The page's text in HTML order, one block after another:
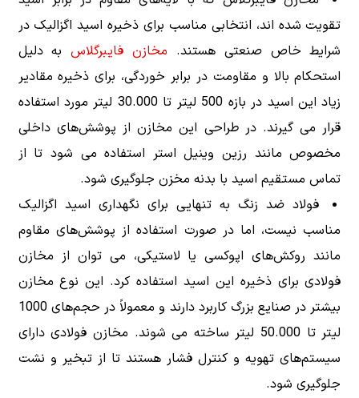
تقویت شده اند، انتخابی مناسب برای ذخیره اسید اگزالیک در
شرایط خاص صنعتی هستند. مخازن فایبرگلاسبه دلیل
استحکام بالا و مقاومت در برابر خوردگی، برای ذخیره مقادیر
زیاد این اسید در بازه 500 لیتر تا 30.000 لیتر مورد استفاده
قرار می گیرند. در طراحی این مخازن از پوشش‌های داخلی
مخصوص مانند رزین وینیل استر استفاده می شود تا از
تماس مستقیم اسید با بدنه مخزن جلوگیری شود.
فولاد ضد زنگ به تنهایی برای نگهداری اسید اگزالیک
مناسب نیست، اما در صورت استفاده از پوشش‌های مقاوم
مانند روکش‌های اپوکسی یا لاستیکی، می توان از مخازن
فولادی برای ذخیره این اسید استفاده کرد. این نوع مخازن
بیشتر در صنایع بزرگ کاربرد دارند و معمولاً در حجم‌های 1000
لیتر تا 50.000 لیتر ساخته می شوند. مخازن فولادی دارای
سیستم‌های تهویه و کنترل فشار هستند تا از تبخیر و نشت
جلوگیری شود.